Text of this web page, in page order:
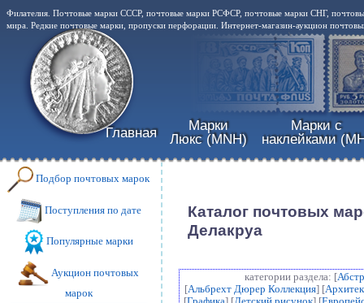
Филателия. Почтовые марки СССР, почтовые марки РСФСР, почтовые марки СНГ,
мира. Редкие почтовые марки, пропуски перфорации. Интернет-магазин-аукцион
Главная
Марки
Люкс (MNH)
Марки с
наклейками
Подбор почтовых марок
Поступления по дате
Популярные марки
Аукцион почтовых
марок
Каталог почтовых
Делакруа
категории раздела: [
[Альбрехт Дюрер Коллекция] [